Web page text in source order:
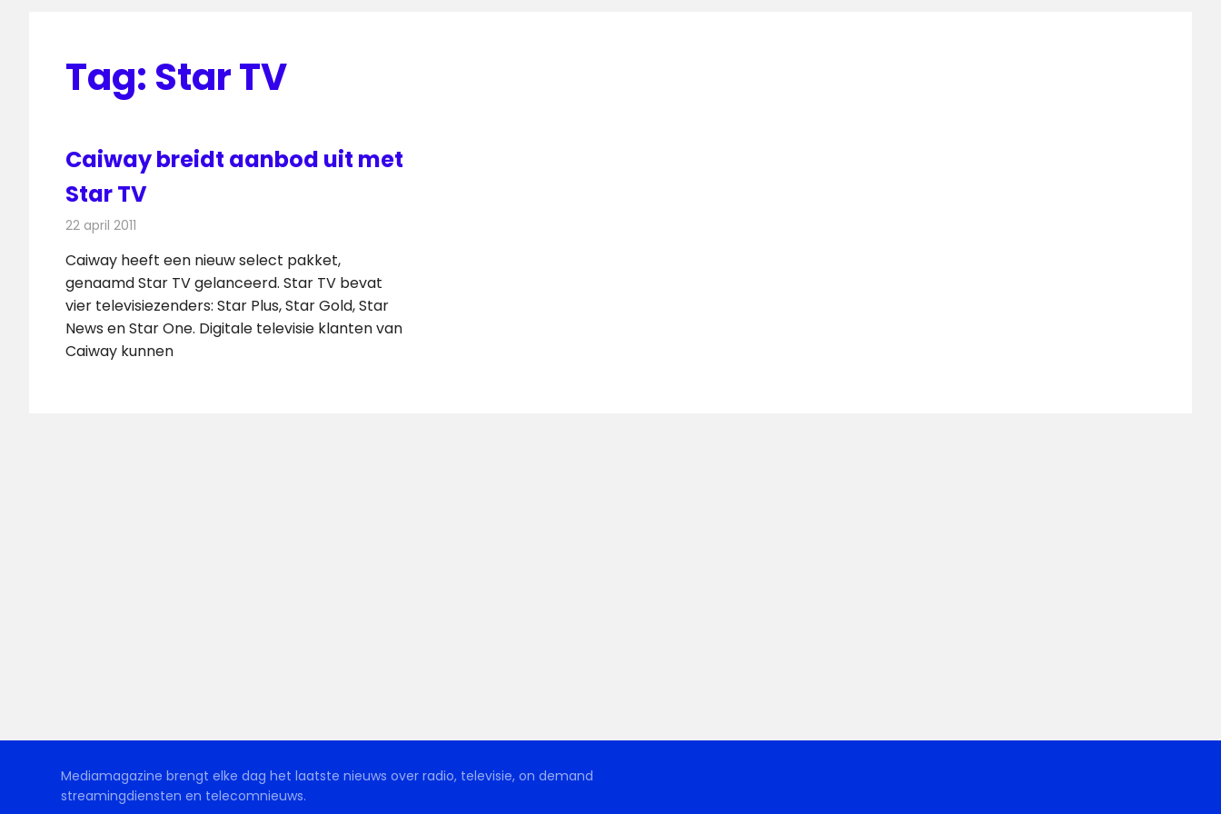
Tag: Star TV
Caiway breidt aanbod uit met
Star TV
22 april 2011
Caiway heeft een nieuw select pakket,
genaamd Star TV gelanceerd. Star TV bevat
vier televisiezenders: Star Plus, Star Gold, Star
News en Star One. Digitale televisie klanten van
Caiway kunnen
Mediamagazine brengt elke dag het laatste nieuws over radio, televisie, on demand
streamingdiensten en telecomnieuws.